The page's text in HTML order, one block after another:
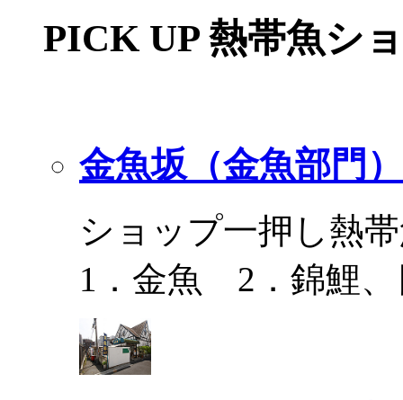
PICK UP 熱帯魚シ
金魚坂（金魚部門）
ショップ一押し熱
1．金魚 2．錦鯉、